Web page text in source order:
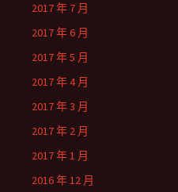
2017 年 7 月
2017 年 6 月
2017 年 5 月
2017 年 4 月
2017 年 3 月
2017 年 2 月
2017 年 1 月
2016 年 12 月